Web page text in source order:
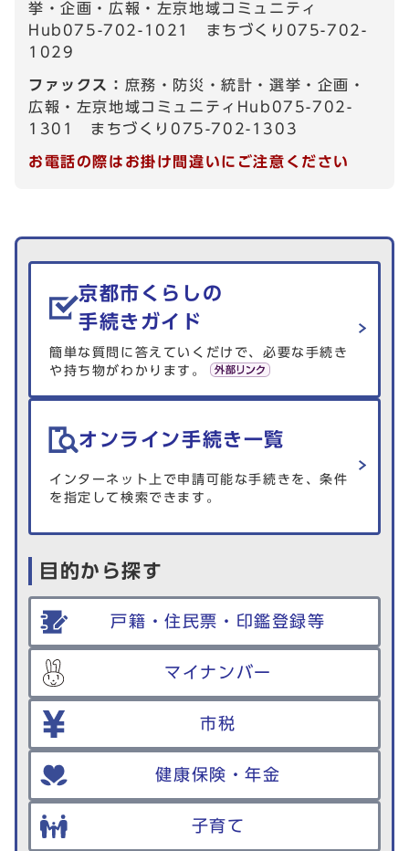
挙・企画・広報・左京地域コミュニティ
Hub075-702-1021 まちづくり075-702-
1029
ファックス： 庶務・防災・統計・選挙・企画・
広報・左京地域コミュニティHub075-702-
1301 まちづくり075-702-1303
お電話の際はお掛け間違いにご注意ください
生活情報を探す
京都市くらしの
手続きガイド
簡単な質問に答えていくだけで、必要な手続き
や持ち物がわかります。
オンライン手続き一覧
インターネット上で申請可能な手続きを、条件
を指定して検索できます。
目的から探す
戸籍・住民票・印鑑登録等
マイナンバー
市税
健康保険・年金
子育て